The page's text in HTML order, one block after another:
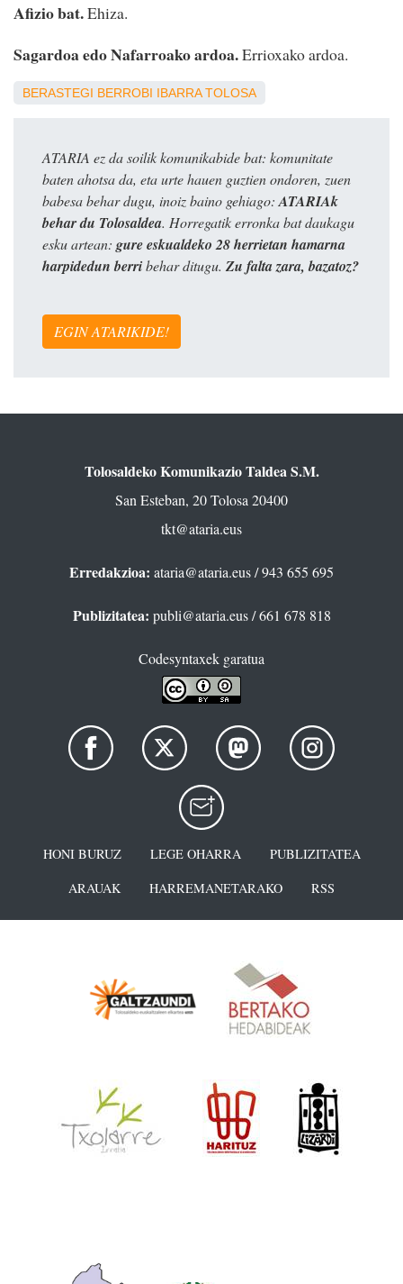
Afizio bat.Ehiza.
Sagardoa edo Nafarroako ardoa.Errioxako ardoa.
BERASTEGI BERROBI IBARRA TOLOSA
ATARIA ez da soilik komunikabide bat: komunitate
baten ahotsa da, eta urte hauen guztien ondoren, zuen
babesa behar dugu, inoiz baino gehiago:ATARIAk
behar du Tolosaldea. Horregatik erronka bat daukagu
esku artean: gure eskualdeko 28 herrietan hamarna
harpidedun berribehar ditugu. Zu falta zara, bazatoz?
EGIN ATARIKIDE!
Tolosaldeko Komunikazio Taldea S.M.
San Esteban, 20 Tolosa 20400
tkt@ataria.eus
Erredakzioa: ataria@ataria.eus/ 943 655 695
Publizitatea: publi@ataria.eus/ 661 678 818
Codesyntaxek garatua
HONI BURUZ LEGE OHARRA
PUBLIZITATEA
ARAUAK
HARREMANETARAKO RSS